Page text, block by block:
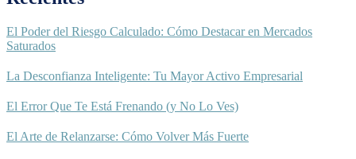
El Poder del Riesgo Calculado: Cómo Destacar en Mercados
Saturados
La Desconfianza Inteligente: Tu Mayor Activo Empresarial
El Error Que Te Está Frenando (y No Lo Ves)
El Arte de Relanzarse: Cómo Volver Más Fuerte